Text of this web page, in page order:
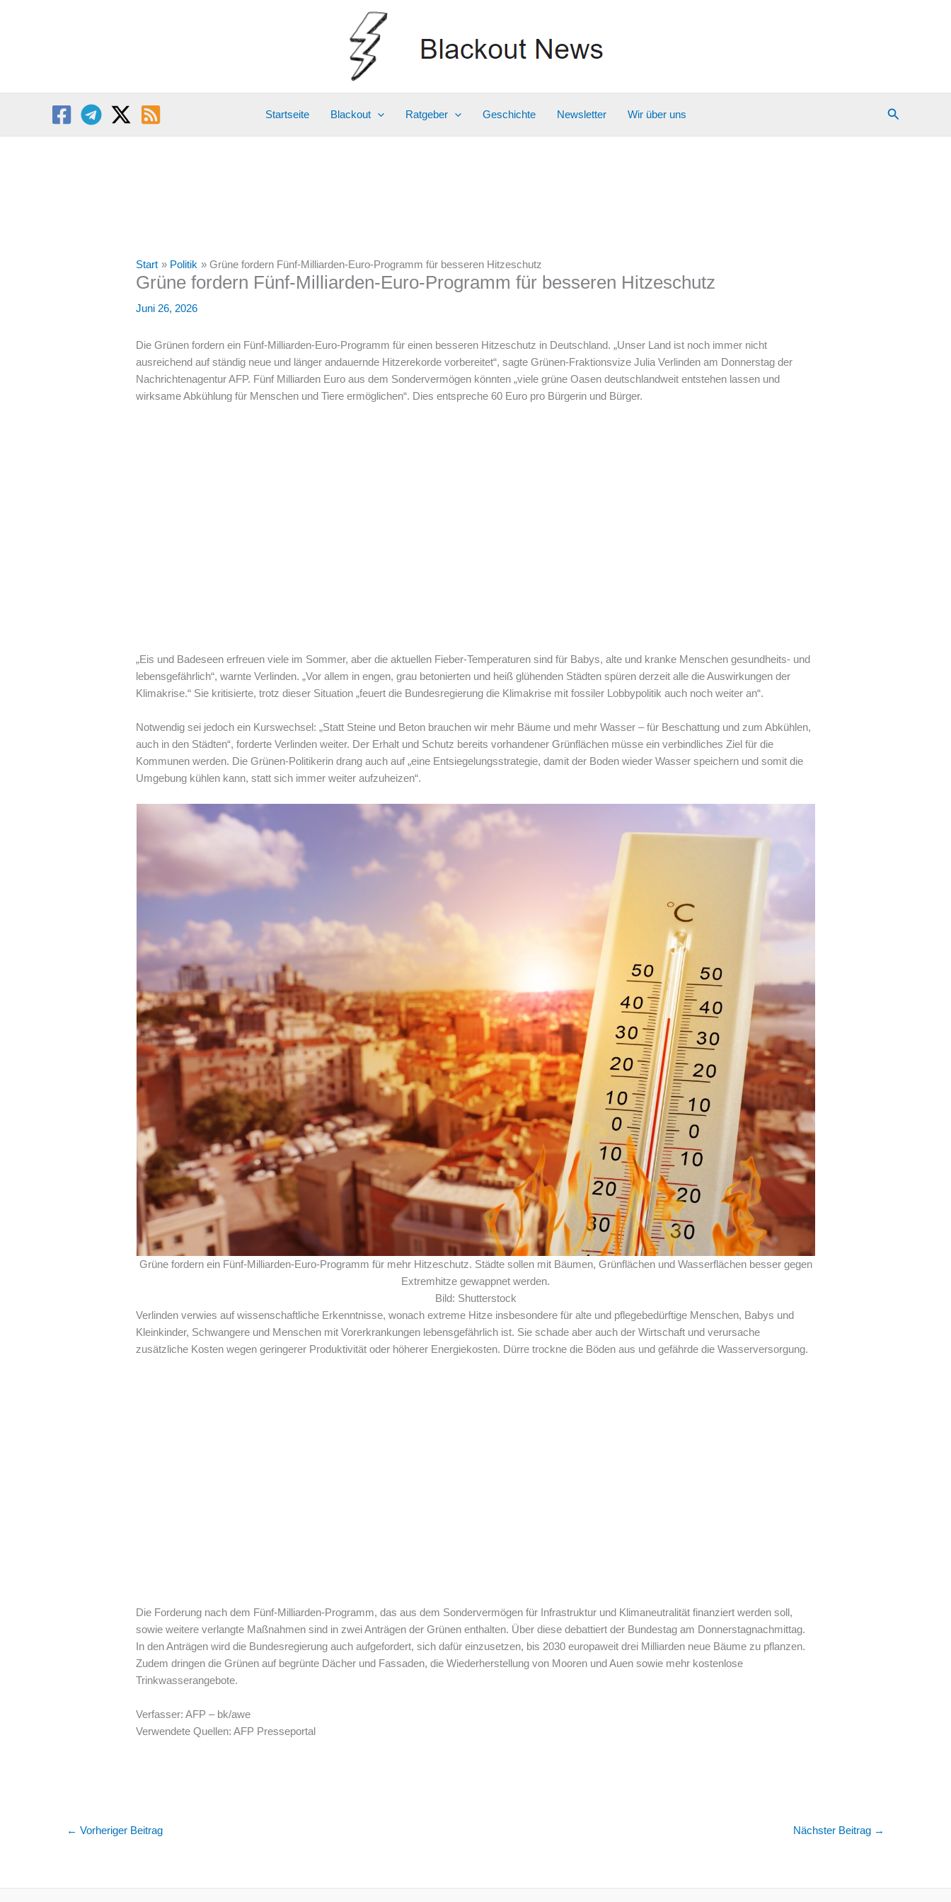
Startseite Blackout Ratgeber Geschichte Newsletter Wir über uns Suchen
Start Politik Grüne fordern Fünf-Milliarden-Euro-Programm für besseren Hitzeschutz
Grüne fordern Fünf-Milliarden-Euro-Programm für besseren Hitzeschutz
Juni 26, 2026
Die Grünen fordern ein Fünf-Milliarden-Euro-Programm für einen besseren Hitzeschutz in Deutschland. „Unser Land ist noch immer nicht
ausreichend auf ständig neue und länger andauernde Hitzerekorde vorbereitet“, sagte Grünen-Fraktionsvize Julia Verlinden am Donnerstag der
Nachrichtenagentur AFP. Fünf Milliarden Euro aus dem Sondervermögen könnten „viele grüne Oasen deutschlandweit entstehen lassen und
wirksame Abkühlung für Menschen und Tiere ermöglichen“. Dies entspreche 60 Euro pro Bürgerin und Bürger.
„Eis und Badeseen erfreuen viele im Sommer, aber die aktuellen Fieber-Temperaturen sind für Babys, alte und kranke Menschen gesundheits- und
lebensgefährlich“, warnte Verlinden. „Vor allem in engen, grau betonierten und heiß glühenden Städten spüren derzeit alle die Auswirkungen der
Klimakrise.“ Sie kritisierte, trotz dieser Situation „feuert die Bundesregierung die Klimakrise mit fossiler Lobbypolitik auch noch weiter an“.
Notwendig sei jedoch ein Kurswechsel: „Statt Steine und Beton brauchen wir mehr Bäume und mehr Wasser – für Beschattung und zum Abkühlen,
auch in den Städten“, forderte Verlinden weiter. Der Erhalt und Schutz bereits vorhandener Grünflächen müsse ein verbindliches Ziel für die
Kommunen werden. Die Grünen-Politikerin drang auch auf „eine Entsiegelungsstrategie, damit der Boden wieder Wasser speichern und somit die
Umgebung kühlen kann, statt sich immer weiter aufzuheizen“.
Grüne fordern ein Fünf-Milliarden-Euro-Programm für mehr Hitzeschutz. Städte sollen mit Bäumen, Grünflächen und Wasserflächen besser gegen
Extremhitze gewappnet werden.
Bild: Shutterstock
Verlinden verwies auf wissenschaftliche Erkenntnisse, wonach extreme Hitze insbesondere für alte und pflegebedürftige Menschen, Babys und
Kleinkinder, Schwangere und Menschen mit Vorerkrankungen lebensgefährlich ist. Sie schade aber auch der Wirtschaft und verursache
zusätzliche Kosten wegen geringerer Produktivität oder höherer Energiekosten. Dürre trockne die Böden aus und gefährde die Wasserversorgung.
Die Forderung nach dem Fünf-Milliarden-Programm, das aus dem Sondervermögen für Infrastruktur und Klimaneutralität finanziert werden soll,
sowie weitere verlangte Maßnahmen sind in zwei Anträgen der Grünen enthalten. Über diese debattiert der Bundestag am Donnerstagnachmittag.
In den Anträgen wird die Bundesregierung auch aufgefordert, sich dafür einzusetzen, bis 2030 europaweit drei Milliarden neue Bäume zu pflanzen.
Zudem dringen die Grünen auf begrünte Dächer und Fassaden, die Wiederherstellung von Mooren und Auen sowie mehr kostenlose
Trinkwasserangebote.
Verfasser: AFP – bk/awe
Verwendete Quellen: AFP Presseportal
← Vorheriger Beitrag Nächster Beitrag →